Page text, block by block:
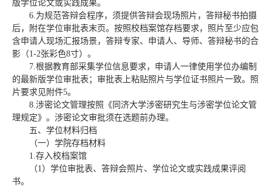
版学位论文或实践成果。
6.为规范答辩会程序，须提供答辩会现场照片，答辩秘书拍摄
后，附在学位审批表末页。按照校档案馆存档要求，照片至少应包
含申请人现场汇报场景，答辩专家、申请人、导师、答辩秘书的合
影（1-2张彩色8寸）。
7.根据教育部采集学位信息要求，申请人一律使用学位办编制
的最新版学位审批表；审批表上粘贴照片与学位证书照片一致。照
片要求见附件5。
8.涉密论文管理按照《同济大学涉密研究生与涉密学位论文管
理规定》。涉密论文审批须在选题前办理。
五、学位材料归档
（一）学院存档材料
1.存入校档案馆
（1）学位审批表、答辩会照片、学位论文或实践成果评阅
书。